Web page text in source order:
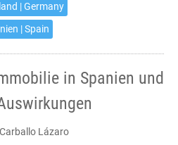
| Germany
| Spain
in Spanien und
Lázaro